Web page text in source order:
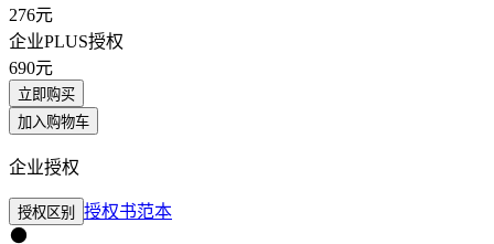
276元
企业PLUS授权
690元
立即购买
加入购物车
企业授权
授权区别 授权书范本